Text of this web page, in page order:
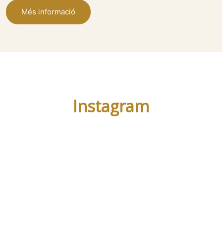
Més informació
Instagram